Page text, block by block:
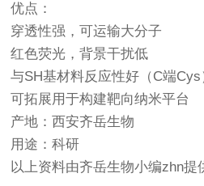
优点：
穿透性强，可运输大分子
红色荧光，背景干扰低
与SH基材料反应性好（C端Cys
可拓展用于构建靶向纳米平台
产地：西安齐岳生物
用途：科研
以上资料由齐岳生物小编zhn提